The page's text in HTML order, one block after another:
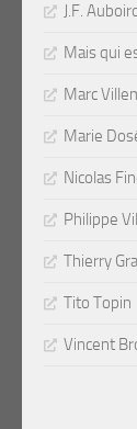
J.F.
Mais qui
Marc
Marie
Nicolas
Philippe
Thierry
Tito Topin
Vincent